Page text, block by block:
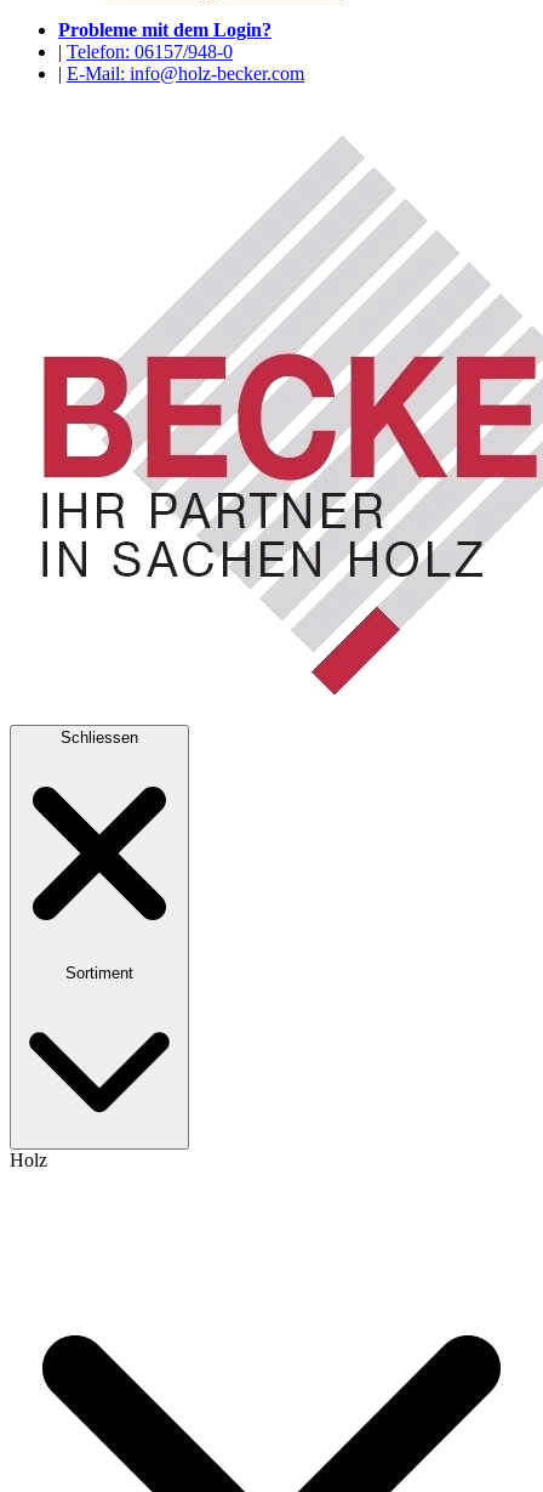
Probleme mit dem Login?
| Telefon: 06157/948-0
| E-Mail: info@holz-becker.com
Schliessen
Sortiment
Holz